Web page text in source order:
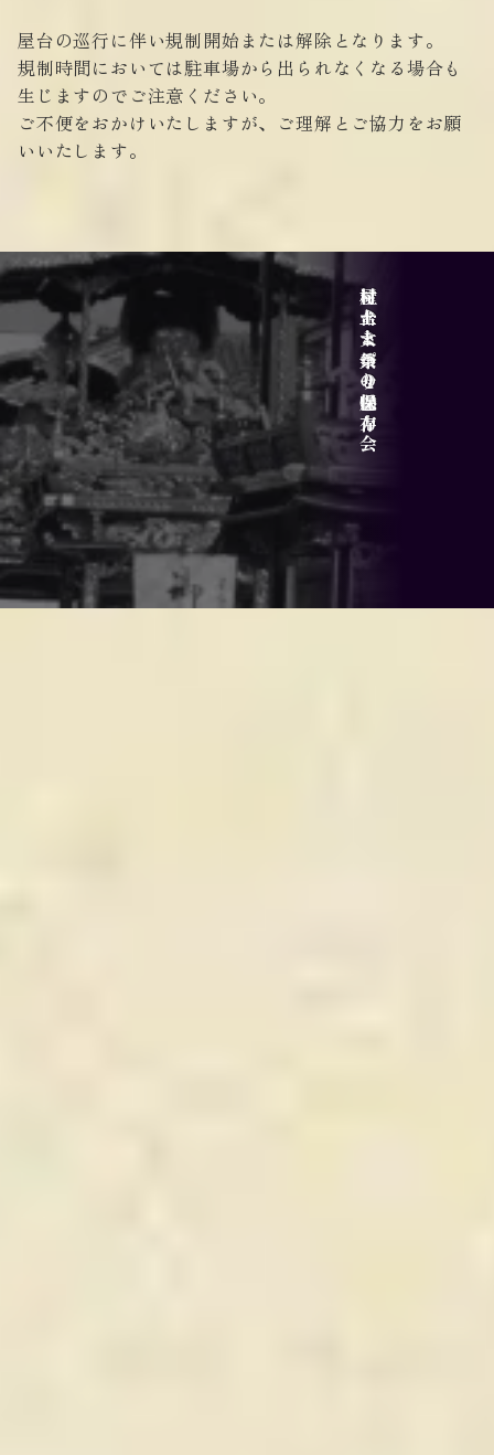
屋台の巡行に伴い規制開始または解除となります。
規制時間においては駐車場から出られなくなる場合も
生じますのでご注意ください。
ご不便をおかけいたしますが、ご理解とご協力をお願
いいたします。
サイトポリシー
アクセス
屋台と乗せ物
村上大祭の魅力
村上まつり保存会